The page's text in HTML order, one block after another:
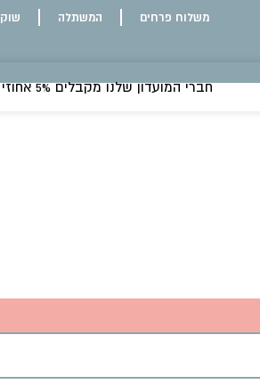
משלוח פרחים המשתלה
חברי המועדון שלנו מקבלים 5% אחוזי הנחה קבועים,